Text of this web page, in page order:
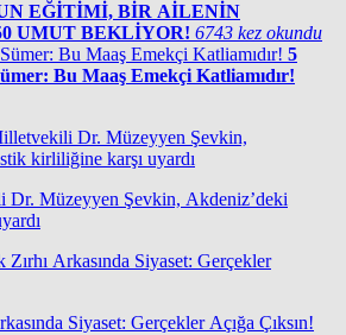
EĞİTİMİ, BİR AİLENİN
UMUT BEKLİYOR! 6743 kez okundu
5
Bu Maaş Emekçi Katliamıdır!
Müzeyyen Şevkin, Akdeniz’deki
Siyaset: Gerçekler Açığa Çıksın!